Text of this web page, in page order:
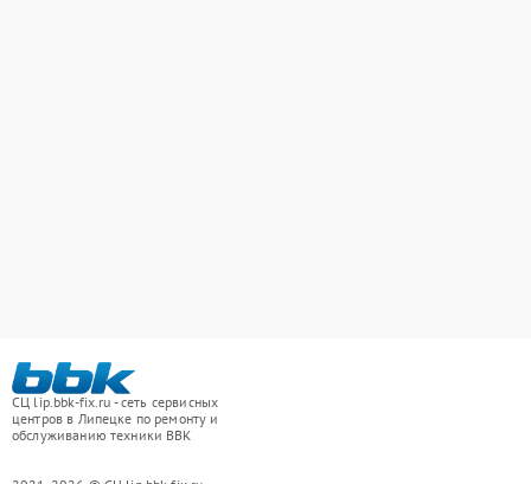
СЦ lip.bbk-fix.ru - сеть сервисных
центров в Липецке по ремонту и
обслуживанию техники BBK